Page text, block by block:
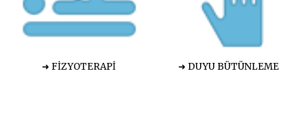
➜ FİZYOTERAPİ ➜ DUYU BÜTÜNLEME